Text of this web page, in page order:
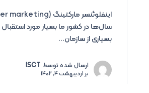
سال‌ها در کشور ما بسیار مورد
بسیاری از سازمان...
ارسال شده توسط ISCT
براردیبهشت 4, 1402